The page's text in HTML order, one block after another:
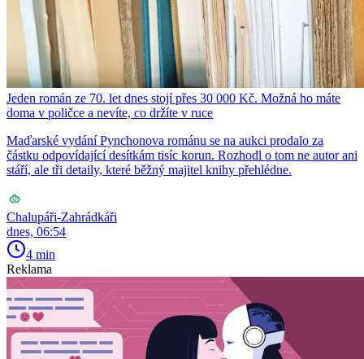
Jeden román ze 70. let dnes stojí přes 30 000 Kč. Možná ho máte
doma v poličce a nevíte, co držíte v ruce
Maďarské vydání Pynchonova románu se na aukci prodalo za
částku odpovídající desítkám tisíc korun. Rozhodl o tom ne autor ani
stáří, ale tři detaily, které běžný majitel knihy přehlédne.
Chalupáři-Zahrádkáři
dnes, 06:54
4 min
Reklama